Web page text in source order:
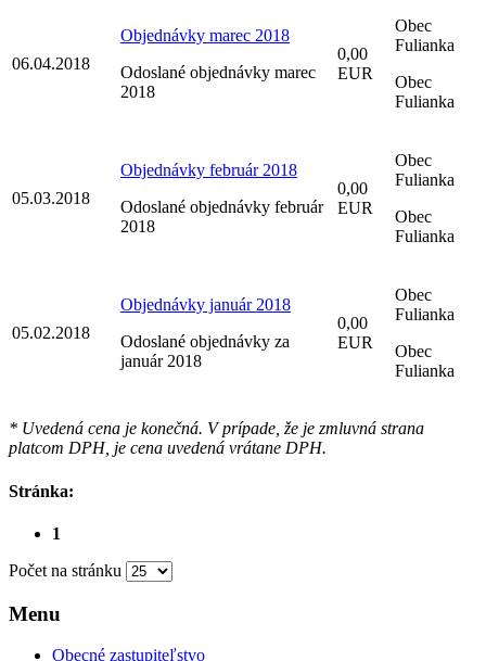
06.04.2018
Objednávky marec 2018
Odoslané objednávky marec
2018
0,00
EUR
Obec
Fulianka
Obec
Fulianka
05.03.2018
Objednávky február 2018
Odoslané objednávky február
2018
0,00
EUR
Obec
Fulianka
Obec
Fulianka
05.02.2018
Objednávky január 2018
Odoslané objednávky za
január 2018
0,00
EUR
Obec
Fulianka
Obec
Fulianka
* Uvedená cena je konečná. V prípade, že je zmluvná strana
platcom DPH, je cena uvedená vrátane DPH.
Stránka:
1
Počet na stránku
Menu
Obecné zastupiteľstvo